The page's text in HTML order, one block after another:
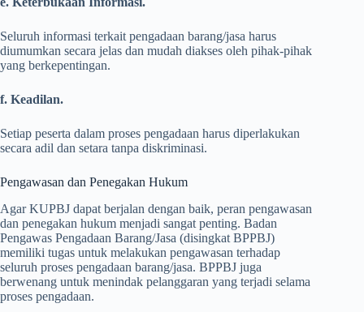
Seluruh informasi terkait pengadaan barang/jasa harus
diumumkan secara jelas dan mudah diakses oleh pihak-pihak
yang berkepentingan.
f. Keadilan.
Setiap peserta dalam proses pengadaan harus diperlakukan
secara adil dan setara tanpa diskriminasi.
Pengawasan dan Penegakan Hukum
Agar KUPBJ dapat berjalan dengan baik, peran pengawasan
dan penegakan hukum menjadi sangat penting. Badan
Pengawas Pengadaan Barang/Jasa (disingkat BPPBJ)
memiliki tugas untuk melakukan pengawasan terhadap
seluruh proses pengadaan barang/jasa. BPPBJ juga
berwenang untuk menindak pelanggaran yang terjadi selama
proses pengadaan.